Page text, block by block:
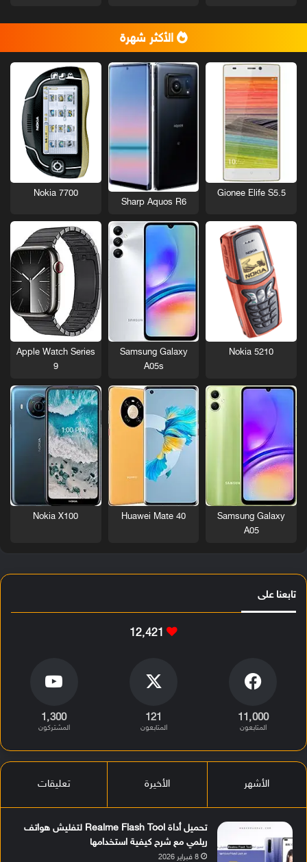
الأكثر شهرة
Gionee Elife S5.5
Sharp Aquos R6
Nokia 7700
Nokia 5210
Samsung Galaxy
A05s
Apple Watch Series
9
Samsung Galaxy
A05
Huawei Mate 40
Nokia X100
تابعنا على
12٬421
11٬000
المتابعون
121
المتابعون
1٬300
المشتركون
الأشهر الأخيرة تعليقات
تحميل أداة Realme Flash Tool لتفليش هواتف
ريلمي مع شرح كيفية استخدامها
8 فبراير 2026